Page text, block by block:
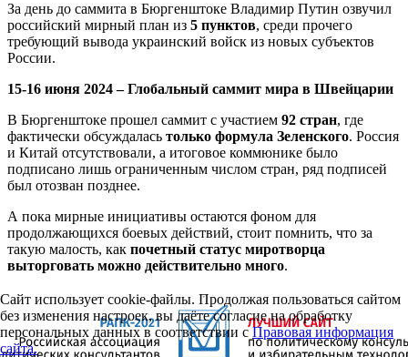
За день до саммита в Бюргенштоке Владимир Путин озвучил
российский мирный план из 5 пунктов, среди прочего
требующий вывода украинский войск из новых субъектов
России.
15-16 июня 2024 – Глобальный саммит мира в Швейцарии
В Бюргенштоке прошел саммит с участием 92 стран, где
фактически обсуждалась только формула Зеленского. Россия
и Китай отсутствовали, а итоговое коммюнике было
подписано лишь ограниченным числом стран, ряд подписей
был отозван позднее.
А пока мирные инициативы остаются фоном для
продолжающихся боевых действий, стоит помнить, что за
такую малость, как почетный статус миротворца
выторговать можно действительно много.
Сайт использует cookie-файлы. Продолжая пользоваться сайтом
без изменения настроек, вы даёте согласие на обработку
персональных данных в соответствии сПравовая информация
сайта.